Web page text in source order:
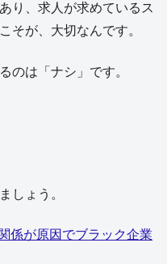
り、求人が求めているス
そが、大切なんです。
のは「ナシ」です。
しょう。
係が原因でブラック企業